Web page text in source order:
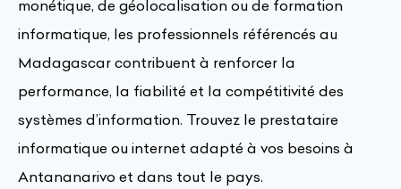
monétique, de géolocalisation ou de formation
informatique, les professionnels référencés au
Madagascar contribuent à renforcer la
performance, la fiabilité et la compétitivité des
systèmes d’information. Trouvez le prestataire
informatique ou internet adapté à vos besoins à
Antananarivo et dans tout le pays.